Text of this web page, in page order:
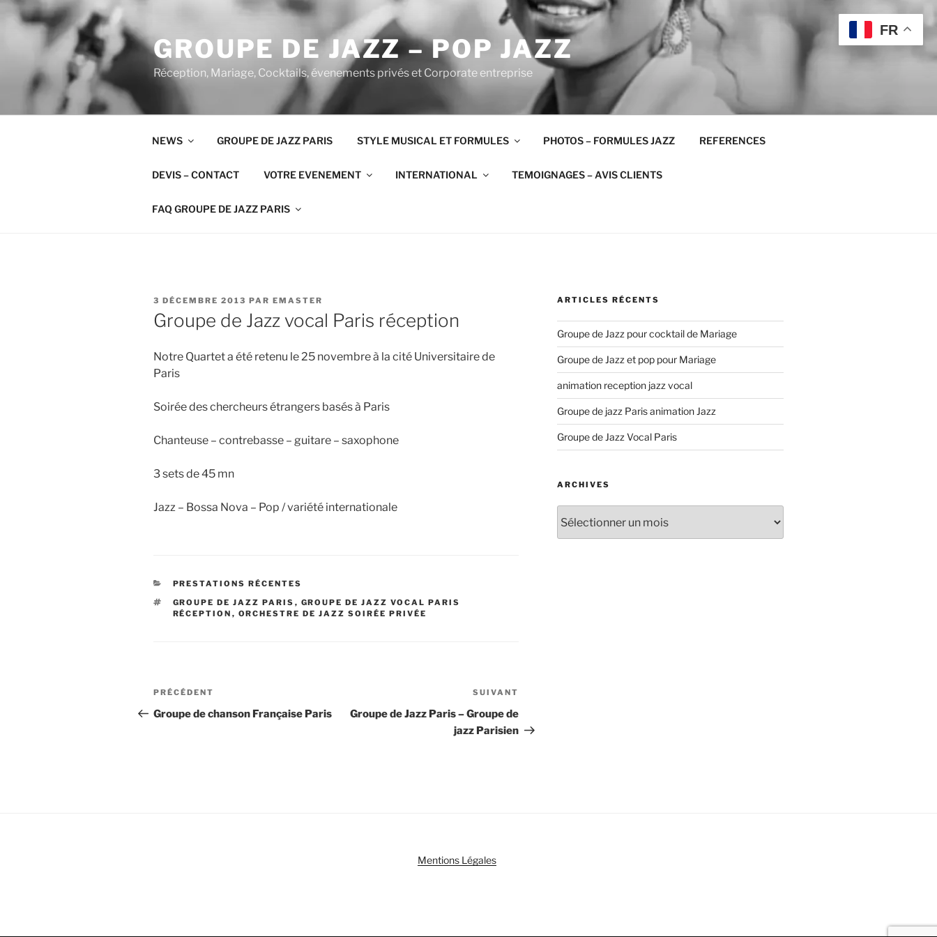
Aller
GROUPE DE JAZZ – POP JAZZ
Réception, Mariage, Cocktails, évenements privés et Corporate entreprise
NEWS GROUPE DE JAZZ PARIS STYLE MUSICAL ET FORMULES PHOTOS – FORMULES JAZZ REFERENCES
DEVIS – CONTACT VOTRE EVENEMENT INTERNATIONAL TEMOIGNAGES – AVIS CLIENTS
FAQ GROUPE DE JAZZ PARIS
PUBLIÉ
LE
3 DÉCEMBRE 2013 PAR EMASTER
Groupe de Jazz vocal Paris réception
Notre Quartet a été retenu le 25 novembre à la cité Universitaire de
Paris
Soirée des chercheurs étrangers basés à Paris
Chanteuse – contrebasse – guitare – saxophone
3 sets de 45 mn
Jazz – Bossa Nova – Pop / variété internationale
CATÉGORIES
PRESTATIONS RÉCENTES
ÉTIQUETTES
GROUPE DE JAZZ PARIS , GROUPE DE JAZZ VOCAL PARIS
RÉCEPTION , ORCHESTRE DE JAZZ SOIRÉE PRIVÉE
Navigation
de
Article
précédent
PRÉCÉDENT
Groupe de chanson Française Paris
suivant
SUIVANT
Groupe de Jazz Paris – Groupe de
jazz Parisien
ARTICLES RÉCENTS
Groupe de Jazz pour cocktail de Mariage
Groupe de Jazz et pop pour Mariage
animation reception jazz vocal
Groupe de jazz Paris animation Jazz
Groupe de Jazz Vocal Paris
ARCHIVES
Mentions Légales
FR